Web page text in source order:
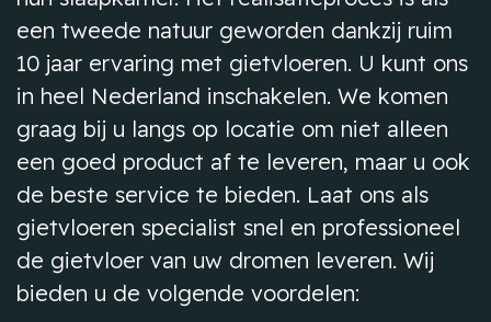
een tweede natuur geworden dankzij ruim
10 jaar ervaring met gietvloeren. U kunt ons
in heel Nederland inschakelen. We komen
graag bij u langs op locatie om niet alleen
een goed product af te leveren, maar u ook
de beste service te bieden. Laat ons als
gietvloeren specialist snel en professioneel
de gietvloer van uw dromen leveren. Wij
bieden u de volgende voordelen: